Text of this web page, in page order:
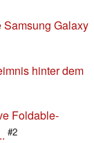
Galaxy
hinter dem
Foldable-
#2